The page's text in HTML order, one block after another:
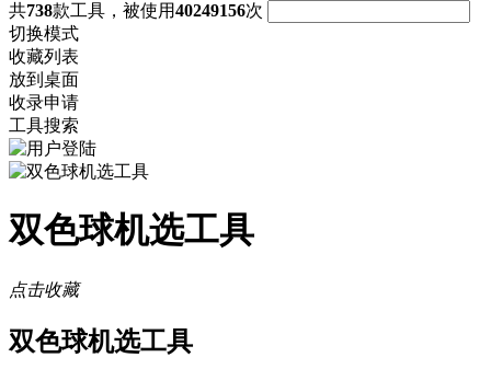
共738款工具，被使用40249156次
切换模式
收藏列表
放到桌面
收录申请
工具搜索
双色球机选工具
点击收藏
双色球机选工具